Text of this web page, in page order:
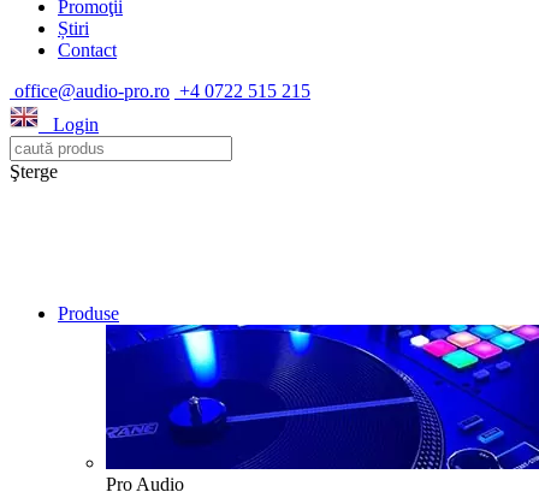
Promoţii
Știri
Contact
office@audio-pro.ro +4 0722 515 215
Login
Şterge
Produse
Pro Audio